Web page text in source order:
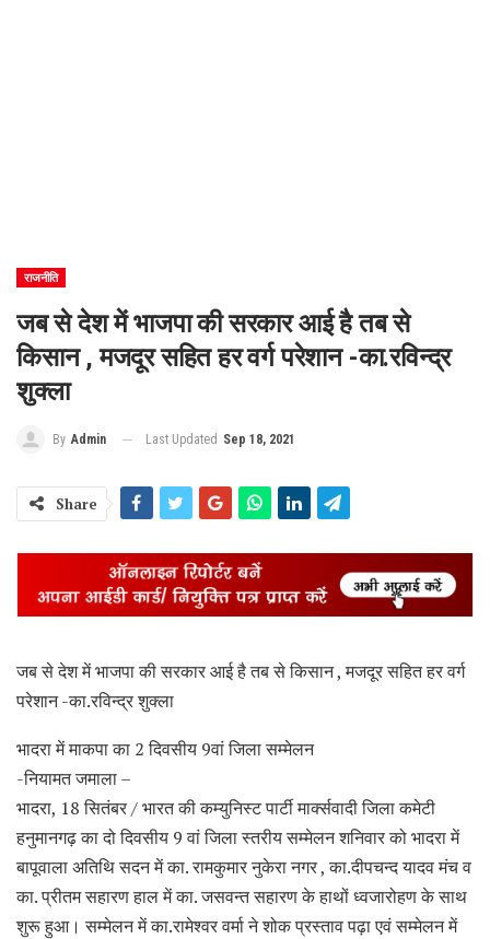
राजनीति
जब से देश में भाजपा की सरकार आई है तब से
किसान , मजदूर सहित हर वर्ग परेशान -का.रविन्द्र
शुक्ला
By Admin Last Updated Sep 18, 2021
Share
जब से देश में भाजपा की सरकार आई है तब से किसान , मजदूर सहित हर वर्ग
परेशान -का.रविन्द्र शुक्ला
भादरा में माकपा का 2 दिवसीय 9वां जिला सम्मेलन
-नियामत जमाला –
भादरा, 18 सितंबर / भारत की कम्युनिस्ट पार्टी मार्क्सवादी जिला कमेटी
हनुमानगढ़ का दो दिवसीय 9 वां जिला स्तरीय सम्मेलन शनिवार को भादरा में
बापूवाला अतिथि सदन में का. रामकुमार नुकेरा नगर , का.दीपचन्द यादव मंच व
का. प्रीतम सहारण हाल में का. जसवन्त सहारण के हाथों ध्वजारोहण के साथ
शुरू हुआ। सम्मेलन में का.रामेश्वर वर्मा ने शोक प्रस्ताव पढ़ा एवं सम्मेलन में